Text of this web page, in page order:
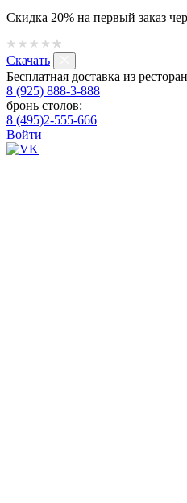
Скидка 20% на первый заказ
Скачать
Бесплатная доставка из
8 (925) 888-3-888
бронь столов:
8 (495)2-555-666
Войти